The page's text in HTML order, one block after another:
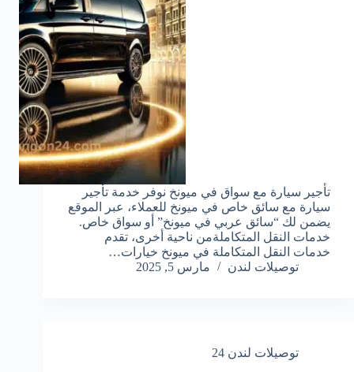
تأجير سيارة مع سواق في ميونخ نوفر خدمة تأجير
سيارة مع سائق خاص في ميونخ للعملاء، عبر الموقع
يضمن لك “سائق عربي في ميونخ” أو سواق خاص.
خدمات النقل المتكاملةمن ناحية أخرى، تقدم
خدمات النقل المتكاملة في ميونخ خيارات…
توصيلات لندن
مارس 5, 2025
توصيلات لندن 24